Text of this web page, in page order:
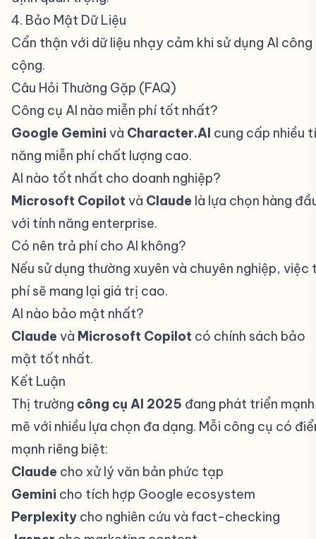
4. Bảo Mật Dữ Liệu
Cẩn thận với dữ liệu nhạy cảm khi sử dụng AI công
cộng.
Câu Hỏi Thường Gặp (FAQ)
Công cụ AI nào miễn phí tốt nhất?
Google Gemini và Character.AI cung cấp nhiều
năng miễn phí chất lượng cao.
AI nào tốt nhất cho doanh nghiệp?
Microsoft Copilot và Claude là lựa chọn hàng
với tính năng enterprise.
Có nên trả phí cho AI không?
Nếu sử dụng thường xuyên và chuyên nghiệp, việc
phí sẽ mang lại giá trị cao.
AI nào bảo mật nhất?
Claude và Microsoft Copilot có chính sách bảo
mật tốt nhất.
Kết Luận
Thị trường công cụ AI 2025 đang phát triển mạnh
mẽ với nhiều lựa chọn đa dạng. Mỗi công cụ có
mạnh riêng biệt:
Claude cho xử lý văn bản phức tạp
Gemini cho tích hợp Google ecosystem
Perplexity cho nghiên cứu và fact-checking